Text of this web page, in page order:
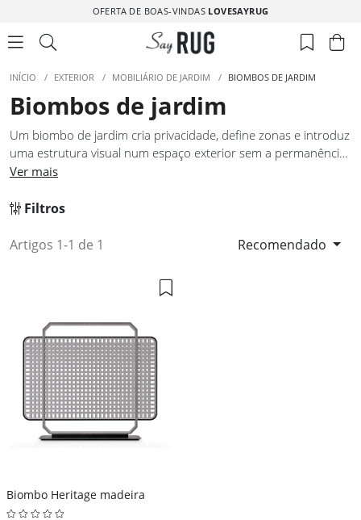
OFERTA DE BOAS-VINDAS LOVESAYRUG
INÍCIO / EXTERIOR / MOBILIÁRIO DE JARDIM / BIOMBOS DE JARDIM
Biombos de jardim
Um biombo de jardim cria privacidade, define zonas e introduz
uma estrutura visual num espaço exterior sem a permanência
de uma parede ou vedação. Os biombos de jardim desta
pretende separar áreas de refeição, de descanso ou
composição de mobiliário. Cada modelo tem estabilidade
dialoga com diferentes estilos de espaço ao ar livre, desde
ambientes mais modernos até jardins com carácter mais
Ver mais
Filtros
Artigos 1-1 de 1 Recomendado
Biombo Heritage madeira